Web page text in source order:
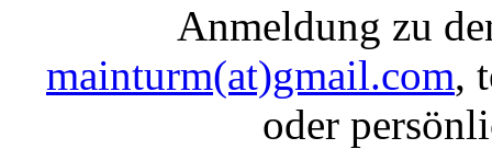
Anmeldung zu
mainturm(at)gmail.com,
oder